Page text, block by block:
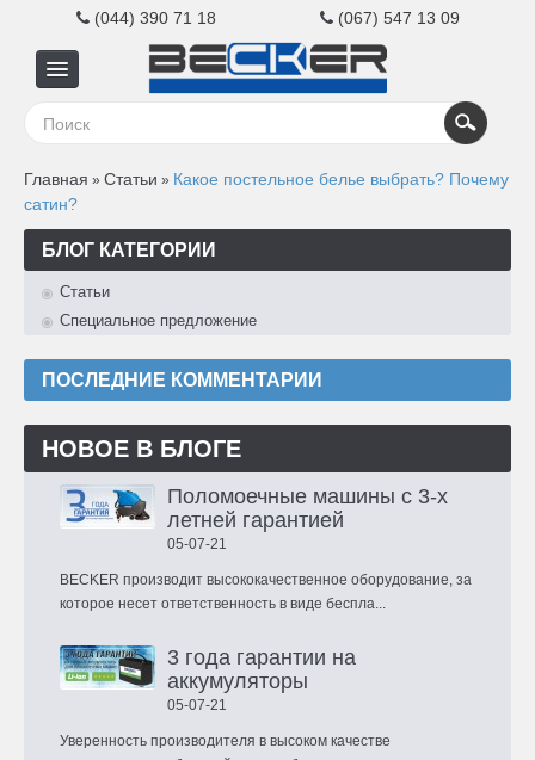
(044) 390 71 18 (067) 547 13 09
Для
бизнеса
Для
дома
Контакты
Главная » Статьи » Какое постельное белье выбрать? Почему
сатин?
БЛОГ КАТЕГОРИИ
Статьи
Специальное предложение
ПОСЛЕДНИЕ КОММЕНТАРИИ
НОВОЕ В БЛОГЕ
Поломоечные машины с 3-х
летней гарантией
05-07-21
BECKER производит высококачественное оборудование, за
которое несет ответственность в виде беспла...
3 года гарантии на
аккумуляторы
05-07-21
Уверенность производителя в высоком качестве